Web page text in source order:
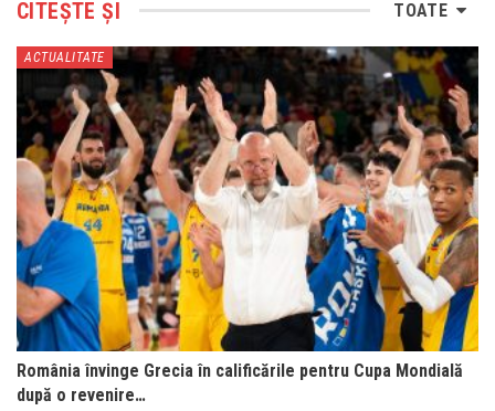
TOATE
CITEȘTE ȘI
ACTUALITATE
România învinge Grecia în calificările pentru Cupa Mondială
după o revenire…